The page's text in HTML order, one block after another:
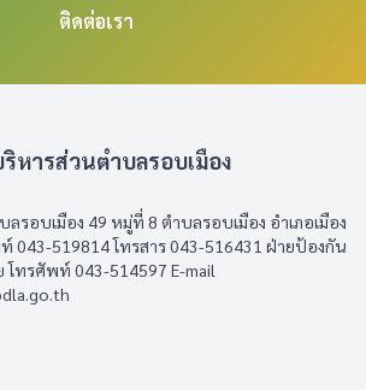
ติดต่อเรา
ริหารส่วนตำบลรอบเมือง
รอบเมือง 49 หมู่ที่ 8 ตำบลรอบเมือง อำเภอเมือง
043-519814 โทรสาร 043-516431​ ฝ่ายป้องกัน
โทรศัพท์ 043-514597 E-mail